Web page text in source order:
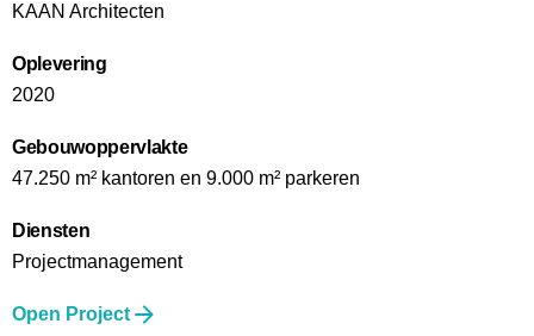
KAAN Architecten
Oplevering
2020
Gebouwoppervlakte
47.250 m² kantoren en 9.000 m² parkeren
Diensten
Projectmanagement
Open Project